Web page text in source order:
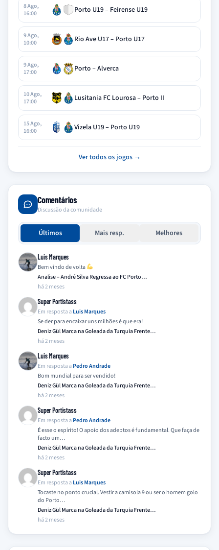
8 Ago,
16:00
Porto U19 – Feirense U19
9 Ago,
10:00
Rio Ave U17 – Porto U17
9 Ago,
17:00
Porto – Alverca
10 Ago,
17:00
Lusitania FC Lourosa – Porto II
15 Ago,
16:00
Vizela U19 – Porto U19
Ver todos os jogos →
Comentários
Discussão da comunidade
Últimos Mais resp. Melhores
Luis Marques
Bem vindo de volta
Analise – André Silva Regressa ao FC Porto…
há 2 meses
Super Portistass
Em resposta a Luis Marques
Se der para encaixar uns milhões é que era!
Deniz Gül Marca na Goleada da Turquia Frente…
há 2 meses
Luis Marques
Em resposta a Pedro Andrade
Bom mundial para ser vendido!
Deniz Gül Marca na Goleada da Turquia Frente…
há 2 meses
Super Portistass
Em resposta a Pedro Andrade
É esse o espírito! O apoio dos adeptos é fundamental. Que faça de
facto um…
Deniz Gül Marca na Goleada da Turquia Frente…
há 2 meses
Super Portistass
Em resposta a Luis Marques
Tocaste no ponto crucial. Vestir a camisola 9 ou ser o homem golo
do Porto…
Deniz Gül Marca na Goleada da Turquia Frente…
há 2 meses